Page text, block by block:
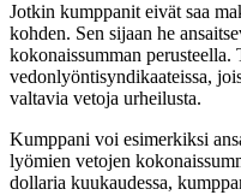
Jotkin kumppanit eivät saa
kohden. Sen sijaan he
kokonaissumman perusteella.
vedonlyöntisyndikaateissa,
valtavia vetoja urheilusta.
Kumppani voi esimerkiksi
lyömien vetojen
dollaria kuukaudessa,